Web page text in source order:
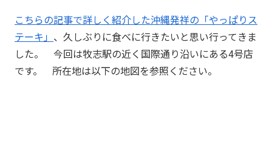
こちらの記事で詳しく紹介した沖縄発祥の「やっぱりス
テーキ」 、久しぶりに食べに行きたいと思い行ってきま
した。 今回は牧志駅の近く国際通り沿いにある4号店
です。 所在地は以下の地図を参照ください。